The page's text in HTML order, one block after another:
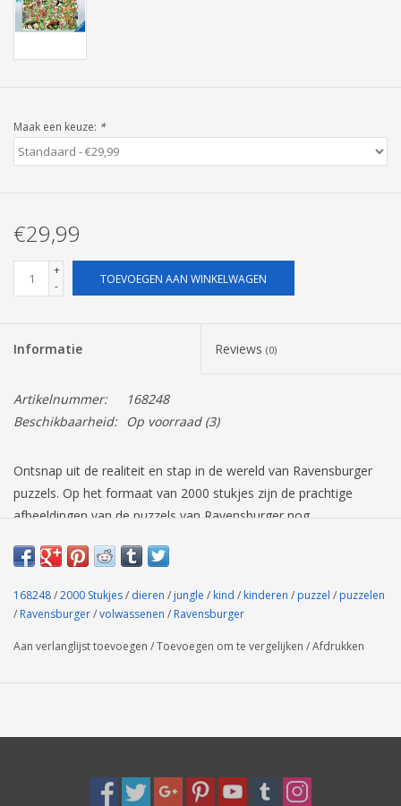
Maak een keuze: *
€29,99
+
-
TOEVOEGEN AAN WINKELWAGEN
Informatie Reviews (0)
Artikelnummer:
168248
Beschikbaarheid:
Op voorraad(3)
Ontsnap uit de realiteit en stap in de wereld van Ravensburger
puzzels. Op het formaat van 2000 stukjes zijn de prachtige
afbeeldingen van de puzzels van Ravensburger nog
dan is dit de juiste puzzel voor jou. Dankzij de met de hand
oneindig. Jong en oud zullen genieten van deze Jungle puzzel
Ravensburger puzzel met 2000 stukjes met als thema dieren.
168248/2000 Stukjes/ dieren / jungle / kind / kinderen / puzzel / puzzelen
/ Ravensburger/volwassenen / Ravensburger
Aan verlanglijst toevoegen /Toevoegen om te vergelijken /Afdrukken